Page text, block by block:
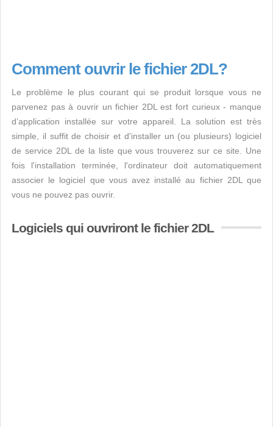
Comment ouvrir le fichier 2DL?
Le problème le plus courant qui se produit lorsque vous ne
parvenez pas à ouvrir un fichier 2DL est fort curieux - manque
d’application installée sur votre appareil. La solution est très
simple, il suffit de choisir et d'installer un (ou plusieurs) logiciel
de service 2DL de la liste que vous trouverez sur ce site. Une
fois l'installation terminée, l'ordinateur doit automatiquement
associer le logiciel que vous avez installé au fichier 2DL que
vous ne pouvez pas ouvrir.
Logiciels qui ouvriront le fichier 2DL